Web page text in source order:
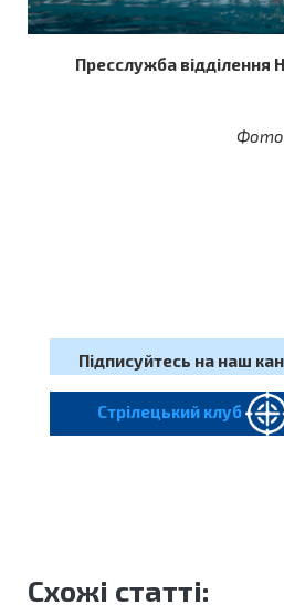
Пресслужба відділення
Фото
Підписуйтесь на наш
Cтрілецький клуб
Схожі статті: